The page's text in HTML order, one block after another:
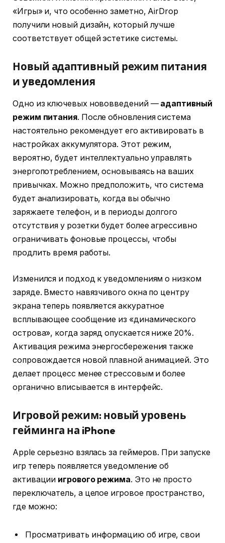
«Игры» и, что особенно заметно, AirDrop
получили новый дизайн, который лучше
соответствует общей эстетике системы.
Новый адаптивный режим питания
и уведомления
Одно из ключевых нововведений — адаптивный
режим питания. После обновления система
настоятельно рекомендует его активировать в
настройках аккумулятора. Этот режим,
вероятно, будет интеллектуально управлять
энергопотреблением, основываясь на ваших
привычках. Можно предположить, что система
будет анализировать, когда вы обычно
заряжаете телефон, и в периоды долгого
отсутствия у розетки будет более агрессивно
ограничивать фоновые процессы, чтобы
продлить время работы.
Изменился и подход к уведомлениям о низком
заряде. Вместо навязчивого окна по центру
экрана теперь появляется аккуратное
всплывающее сообщение из «динамического
острова», когда заряд опускается ниже 20%.
Активация режима энергосбережения также
сопровождается новой плавной анимацией. Это
делает процесс менее стрессовым и более
органично вписывается в интерфейс.
Игровой режим: новый уровень
гейминга на iPhone
Apple серьезно взялась за геймеров. При запуске
игр теперь появляется уведомление об
активации игрового режима. Это не просто
переключатель, а целое игровое пространство,
где можно:
Просматривать информацию об игре, свои